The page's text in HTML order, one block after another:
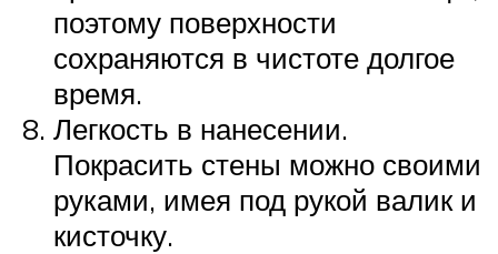
поэтому поверхности
сохраняются в чистоте долгое
время.
Легкость в нанесении.
Покрасить стены можно своими
руками, имея под рукой валик и
кисточку.